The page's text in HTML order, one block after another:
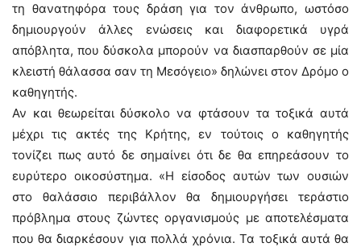
τη θανατηφόρα τους δράση για τον άνθρωπο, ωστόσο
δημιουργούν άλλες ενώσεις και διαφορετικά υγρά
απόβλητα, που δύσκολα μπορούν να διασπαρθούν σε μία
κλειστή θάλασσα σαν τη Μεσόγειο» δηλώνει στον Δρόμο ο
καθηγητής.
Αν και θεωρείται δύσκολο να φτάσουν τα τοξικά αυτά
μέχρι τις ακτές της Κρήτης, εν τούτοις ο καθηγητής
τονίζει πως αυτό δε σημαίνει ότι δε θα επηρεάσουν το
ευρύτερο οικοσύστημα. «Η είσοδος αυτών των ουσιών
στο θαλάσσιο περιβάλλον θα δημιουργήσει τεράστιο
πρόβλημα στους ζώντες οργανισμούς με αποτελέσματα
που θα διαρκέσουν για πολλά χρόνια. Τα τοξικά αυτά θα